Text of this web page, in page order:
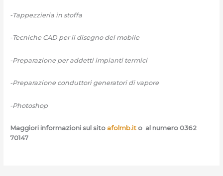
-Tappezzieria in stoffa
-Tecniche CAD per il disegno del mobile
-Preparazione per addetti impianti termici
-Preparazione conduttori generatori di vapore
-Photoshop
Maggiori informazioni sul sito afolmb.ito al numero 0362
70147